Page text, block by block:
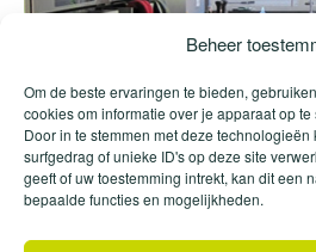
Beheer
Om de beste ervaringen te bieden,
cookies om informatie over je apparaat op
Door in te stemmen met deze
surfgedrag of unieke ID's op deze site
geeft of uw toestemming intrekt, kan dit een
bepaalde functies en mogelijkheden.